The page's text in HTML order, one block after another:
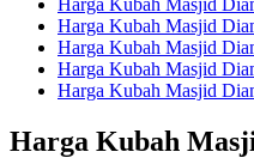
Harga Kubah Masjid
Harga Kubah Masjid
Harga Kubah Masjid
Harga Kubah Masjid
Harga Kubah Masjid
Harga Kubah